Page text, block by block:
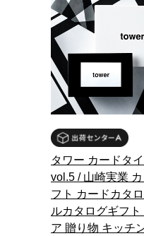
タワー カードタ
vol.5 / 山崎実業
フト カードカタ
ルカタログギフト
ア 贈り物 キッチ